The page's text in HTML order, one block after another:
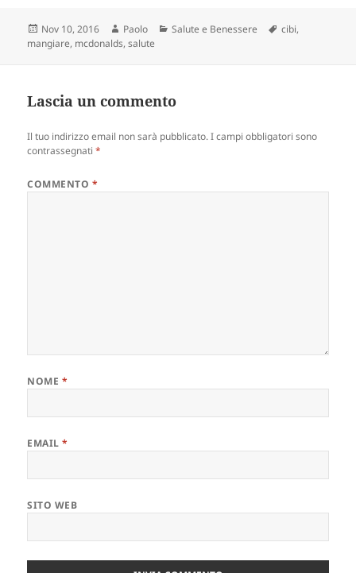
Scritto
il
Nov 10, 2016 Autore
Paolo Categorie
Salute e Benessere Tag
cibi,
mangiare, mcdonalds,salute
Lascia un commento
Il tuo indirizzo email non sarà pubblicato. I campi obbligatori sono
contrassegnati*
COMMENTO *
NOME *
EMAIL*
SITO WEB